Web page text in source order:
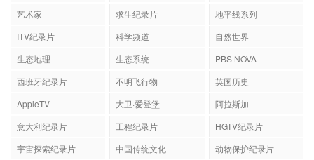
艺术家
求生纪录片
地平线系列
ITV纪录片
科学频道
自然世界
生态地理
生态系统
PBS NOVA
西班牙纪录片
不明飞行物
英国历史
AppleTV
大卫·爱登堡
阿拉斯加
意大利纪录片
工程纪录片
HGTV纪录片
宇宙探索纪录片
中国传统文化
动物保护纪录片